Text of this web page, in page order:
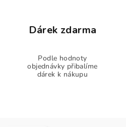
Dárek zdarma
Podle hodnoty
objednávky přibalíme
dárek k nákupu